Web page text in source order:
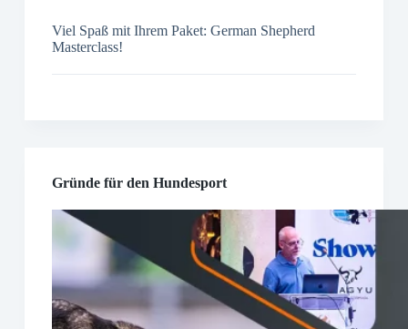
Viel Spaß mit Ihrem Paket: German Shepherd
Masterclass!
Gründe für den Hundesport